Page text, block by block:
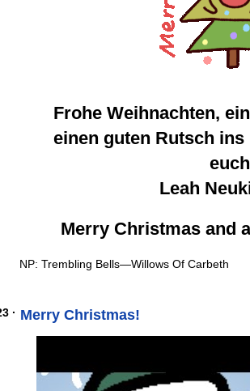
Frohe Weihnachten,
einen guten Rutsch
euch
Leah
Merry Christmas and
NP: Trembling Bells—Willows Of Carbeth
· Merry Christmas!